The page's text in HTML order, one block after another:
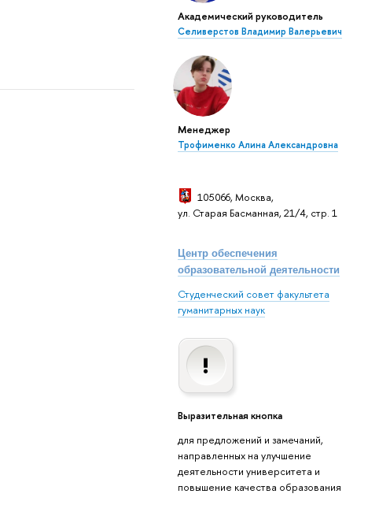
Академический руководитель
Селиверстов Владимир Валерьевич
Менеджер
Трофименко Алина Александровна
105066, Москва,
ул. Старая Басманная, 21/4, стр. 1
Центр обеспечения
образовательной деятельности
Студенческий совет факультета
гуманитарных наук
Выразительная кнопка
для предложений и замечаний,
направленных на улучшение
деятельности университета и
повышение качества образования